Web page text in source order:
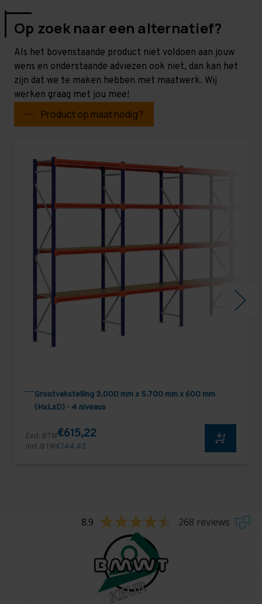
Op zoek naar een alternatief?
Als het bovenstaande product niet voldoen aan jouw
wens en onderstaande adviezen ook niet, dan kan het
zijn dat we te maken hebben met maatwerk. Wij
werken graag met jou mee!
Product op maat nodig?
Grootvakstelling 3.000 mm x 5.700 mm x 600 mm
(HxLxD) - 4 niveaus
Excl. BTW€615,22
Incl. BTW€744,42
8.9 268 reviews